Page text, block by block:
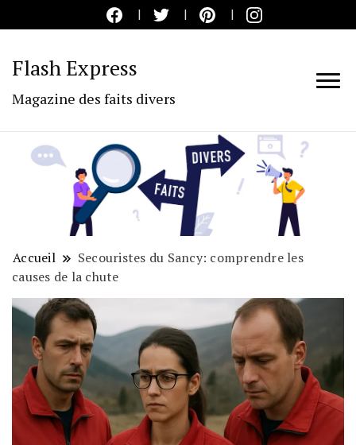
Flash Express
Magazine des faits divers
Accueil
Secouristes du Sancy: comprendre les
causes de la chute